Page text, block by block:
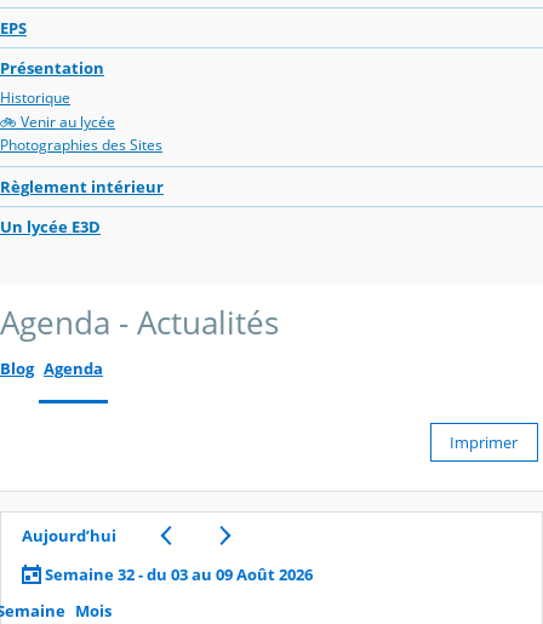
EPS
Présentation
Historique
🚲 Venir au lycée
Photographies des Sites
Règlement intérieur
Un lycée E3D
Agenda - Actualités
Blog Agenda
Imprimer
Aujourd’hui
Semaine 32 - du 03 au 09 Août 2026
Mois